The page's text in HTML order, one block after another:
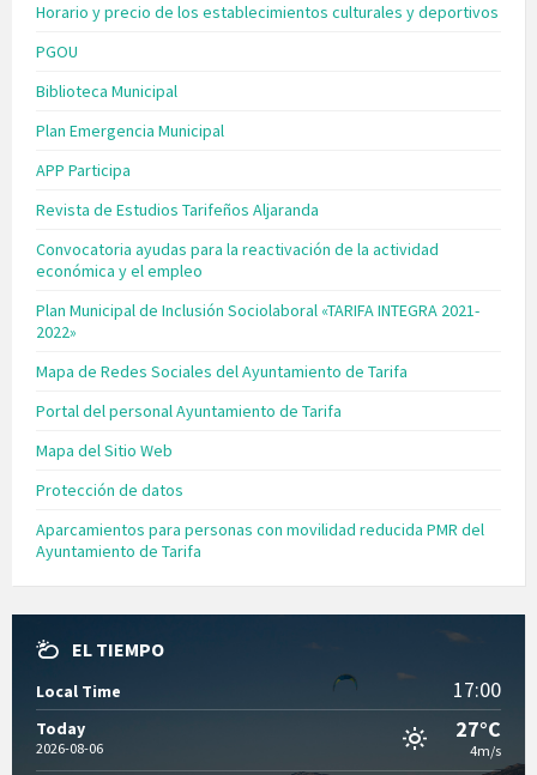
Horario y precio de los establecimientos culturales y deportivos
PGOU
Biblioteca Municipal
Plan Emergencia Municipal
APP Participa
Revista de Estudios Tarifeños Aljaranda
Convocatoria ayudas para la reactivación de la actividad
económica y el empleo
Plan Municipal de Inclusión Sociolaboral «TARIFA INTEGRA 2021-
2022»
Mapa de Redes Sociales del Ayuntamiento de Tarifa
Portal del personal Ayuntamiento de Tarifa
Mapa del Sitio Web
Protección de datos
Aparcamientos para personas con movilidad reducida PMR del
Ayuntamiento de Tarifa
EL TIEMPO
Local Time 17:00
Today
2026-08-06
27°C
4m/s